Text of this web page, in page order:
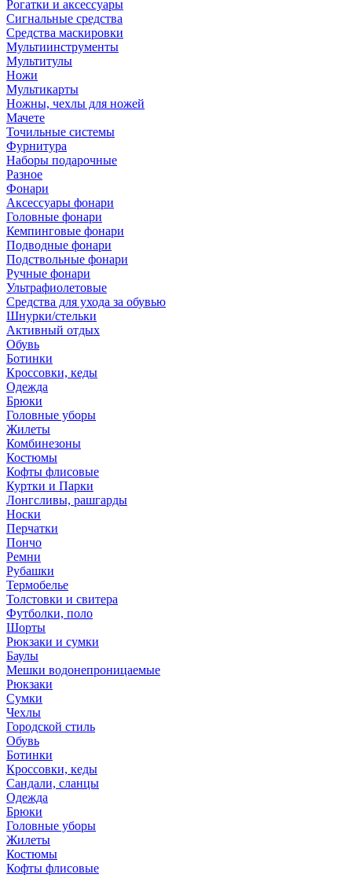
Рогатки и аксессуары
Сигнальные средства
Средства маскировки
Мультиинструменты
Мультитулы
Ножи
Мультикарты
Ножны, чехлы для ножей
Мачете
Точильные системы
Фурнитура
Наборы подарочные
Разное
Фонари
Аксессуары фонари
Головные фонари
Кемпинговые фонари
Подводные фонари
Подствольные фонари
Ручные фонари
Ультрафиолетовые
Средства для ухода за обувью
Шнурки/стельки
Активный отдых
Обувь
Ботинки
Кроссовки, кеды
Одежда
Брюки
Головные уборы
Жилеты
Комбинезоны
Костюмы
Кофты флисовые
Куртки и Парки
Лонгсливы, рашгарды
Носки
Перчатки
Пончо
Ремни
Рубашки
Термобелье
Толстовки и свитера
Футболки, поло
Шорты
Рюкзаки и сумки
Баулы
Мешки водонепроницаемые
Рюкзаки
Сумки
Чехлы
Городской стиль
Обувь
Ботинки
Кроссовки, кеды
Сандали, сланцы
Одежда
Брюки
Головные уборы
Жилеты
Костюмы
Кофты флисовые